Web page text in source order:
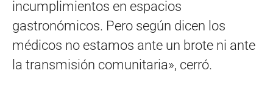
incumplimientos en espacios
gastronómicos. Pero según dicen los
médicos no estamos ante un brote ni ante
la transmisión comunitaria», cerró.